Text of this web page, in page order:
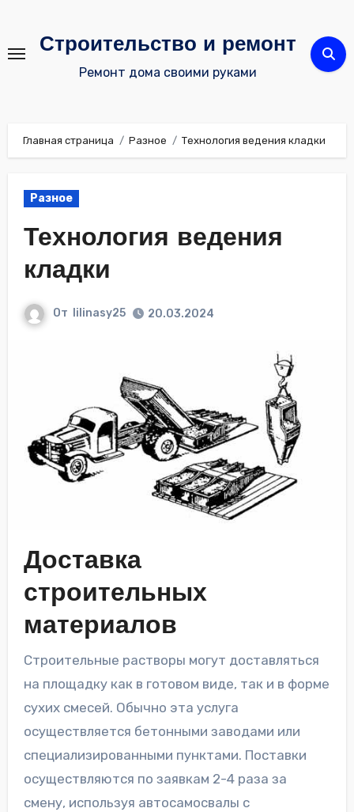
содержимому
Строительство и ремонт
Ремонт дома своими руками
Главная страница Разное Технология ведения кладки
Разное
Технология ведения
кладки
От lilinasy25 20.03.2024
Доставка
строительных
материалов
Строительные растворы могут доставляться
на площадку как в готовом виде, так и в форме
сухих смесей. Обычно эта услуга
осуществляется бетонными заводами или
специализированными пунктами. Поставки
осуществляются по заявкам 2-4 раза за
смену, используя автосамосвалы с